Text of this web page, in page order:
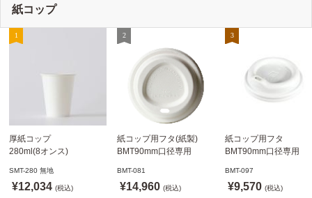
紙コップ
厚紙コップ
280ml(8オンス)
SMT-280 無地
※沖縄・離島 送料別途
SMT-280 無地
¥12,034 (税込)
紙コップ用フタ(紙製)
BMT90mm口径専用
※適合品番あり ※沖縄・
BMT-081
¥14,960 (税込)
紙コップ用フタ
BMT90mm口径専用
※適合品番あり ※沖縄
BMT-097
¥9,570 (税込)